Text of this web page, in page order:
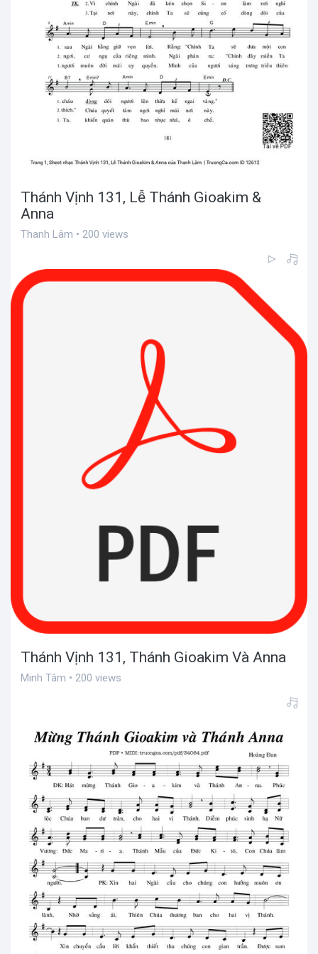
Thánh Vịnh 131, Lễ Thánh Gioakim &
Anna
Thanh Lâm • 200 views
Thánh Vịnh 131, Thánh Gioakim Và Anna
Minh Tâm • 200 views